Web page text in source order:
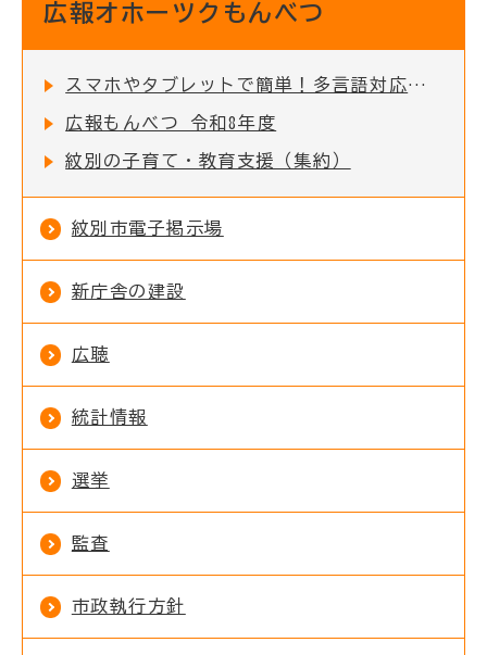
広報オホーツクもんべつ
スマホやタブレットで簡単！多言語対応の「広報オホーツクもんべつ」をデジタル配信しています
広報もんべつ 令和8年度
紋別の子育て・教育支援（集約）
紋別市電子掲示場
新庁舎の建設
広聴
統計情報
選挙
監査
市政執行方針